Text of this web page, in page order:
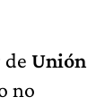
de Unión
no